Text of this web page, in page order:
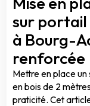
sur
à Bourg-
renforcée
Mettre en place
en bois de 2
praticité. Cet